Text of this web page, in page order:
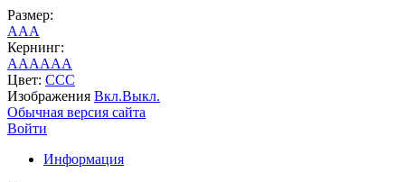
Размер:
AAA
Кернинг:
AAAAAA
Цвет: CCC
Изображения Вкл.Выкл.
Обычная версия сайта
Войти
Информация